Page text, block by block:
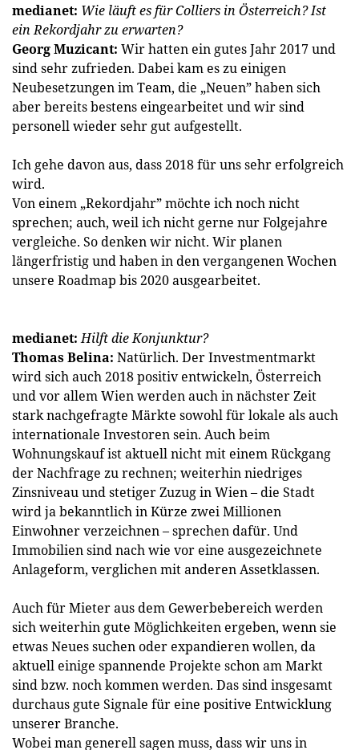
medianet: Wie läuft es für ­Colliers in Österreich? Ist
ein Rekord­jahr zu erwarten?
Georg Muzicant: Wir hatten ein gutes Jahr 2017 und
sind sehr zufrieden. Dabei kam es zu einigen
Neubesetzungen im Team, die „Neuen” haben sich
aber bereits bestens eingearbeitet und wir sind
personell wieder sehr gut aufgestellt.
Ich gehe davon aus, dass 2018 für uns sehr erfolgreich
wird.
Von einem „Rekordjahr” möchte ich noch nicht
sprechen; auch, weil ich nicht gerne nur Folgejahre
vergleiche. So denken wir nicht. Wir planen
längerfristig und haben in den vergangenen Wochen
unsere Roadmap bis 2020 ausgearbeitet.
medianet:Hilft die Konjunktur?
Thomas Belina: Natürlich. Der Investmentmarkt
wird sich auch 2018 positiv entwickeln, Österreich
und vor allem Wien werden auch in nächster Zeit
stark nachgefragte Märkte sowohl für lokale als auch
internationale Investoren sein. Auch beim
Wohnungskauf ist aktuell nicht mit einem Rückgang
der Nachfrage zu rechnen; weiterhin niedriges
Zinsniveau und stetiger Zuzug in Wien – die Stadt
wird ja bekanntlich in Kürze zwei Millionen
Einwohner verzeichnen – sprechen dafür. Und
Immobilien sind nach wie vor eine ausgezeichnete
Anlageform, verglichen mit anderen Assetklassen.
Auch für Mieter aus dem Gewerbebereich werden
sich weiterhin gute Möglichkeiten ergeben, wenn sie
etwas Neues suchen oder expandieren wollen, da
aktuell einige spannende Projekte schon am Markt
sind bzw. noch kommen werden. Das sind insgesamt
durchaus gute Signale für eine positive Entwicklung
unserer Branche.
Wobei man generell sagen muss, dass wir uns in